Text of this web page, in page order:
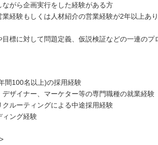
ながら企画実行をした経験がある方
業経験もしくは人材紹介の営業経験が2年以上あ
目標に対して問題定義、仮説検証などの一連の
間100名以上)の採用経験
デザイナー、マーケター等の専門職種の就業経験
クルーティングによる中途採用経験
ィング経験